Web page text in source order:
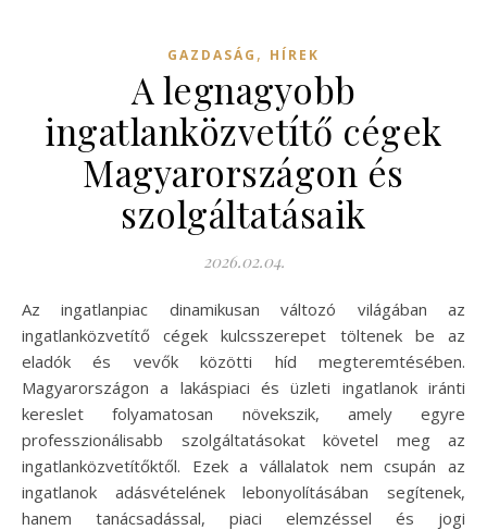
GAZDASÁG , HÍREK
A legnagyobb
ingatlanközvetítő cégek
Magyarországon és
szolgáltatásaik
2026.02.04.
Az ingatlanpiac dinamikusan változó világában az
ingatlanközvetítő cégek kulcsszerepet töltenek be az
eladók és vevők közötti híd megteremtésében.
Magyarországon a lakáspiaci és üzleti ingatlanok iránti
kereslet folyamatosan növekszik, amely egyre
professzionálisabb szolgáltatásokat követel meg az
ingatlanközvetítőktől. Ezek a vállalatok nem csupán az
ingatlanok adásvételének lebonyolításában segítenek,
hanem tanácsadással, piaci elemzéssel és jogi